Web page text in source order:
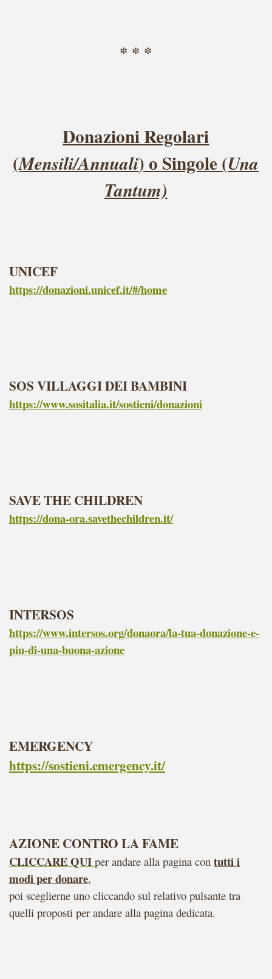
* * *
Donazioni Regolari
(Mensili/Annuali) o Singole (Una
Tantum)
UNICEF
https://donazioni.unicef.it/#/home
SOS VILLAGGI DEI BAMBINI
https://www.sositalia.it/sostieni/donazioni
SAVE THE CHILDREN
https://dona-ora.savethechildren.it/
INTERSOS
https://www.intersos.org/donaora/la-tua-donazione-e-
piu-di-una-buona-azione
EMERGENCY
https://sostieni.emergency.it/
AZIONE CONTRO LA FAME
CLICCARE QUI per andare alla pagina con tutti i
modi per donare,
poi sceglierne uno cliccando sul relativo pulsante tra
quelli proposti per andare alla pagina dedicata.